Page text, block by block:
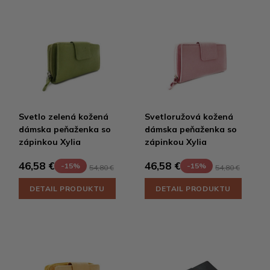
Svetlo zelená kožená
dámska peňaženka so
zápinkou Xylia
46,58 € -15% 54,80 €
DETAIL PRODUKTU
Svetloružová kožená
dámska peňaženka so
zápinkou Xylia
46,58 € -15% 54,80 €
DETAIL PRODUKTU